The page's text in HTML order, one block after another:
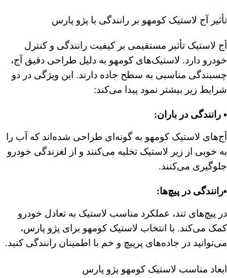
تأثیر آج لاستیک کومهو بر رانندگی با پژو پارس
آج لاستیک تأثیر مستقیمی بر کیفیت رانندگی و کنترل
خودرو دارد. لاستیک‌های کومهو به دلیل طراحی دقیق آج،
چسبندگی مناسبی به سطح جاده دارند. این ویژگی در دو
شرایط زیر بیشتر نمود پیدا می‌کند:
▪️ رانندگی در باران:
آج‌های لاستیک کومهو به گونه‌ای طراحی شده‌اند که آب را
به خوبی از زیر لاستیک تخلیه می‌کنند و از لغزندگی خودرو
جلوگیری می‌کنند.
▪️رانندگی در پیچ‌ها:
در پیچ‌های تند، عملکرد مناسب لاستیک به تعادل خودرو
کمک می‌کند. با انتخاب لاستیک کومهو برای پژو پارس،
می‌توانید در جاده‌های پرپیچ و خم با اطمینان رانندگی کنید.
ابعاد مناسب لاستیک کومهو پژو پارس